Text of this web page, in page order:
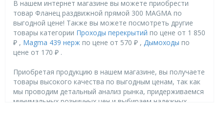
В нашем интернет магазине вы можете приобрести
товар Фланец раздвижной прямой 300 MAGMA по
выгодной цене! Также вы можете посмотреть другие
товары категории Проходы перекрытий по цене от 1 850
₽ , Magma 439 нерж по цене от 570 ₽ , Дымоходы по
цене от 170 ₽ .
Приобретая продукцию в нашем магазине, вы получаете
товары высокого качества по выгодным ценам, так как
мы проводим детальный анализ рынка, придерживаемся
минимальных розничных цен и выбираем надежных